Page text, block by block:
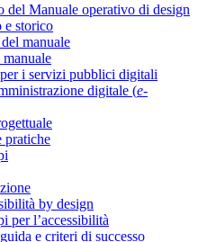
del Manuale operativo di design
e storico
manuale
i servizi pubblici digitali
digitale (e-
pratiche
by design
per l’accessibilità
e criteri di successo